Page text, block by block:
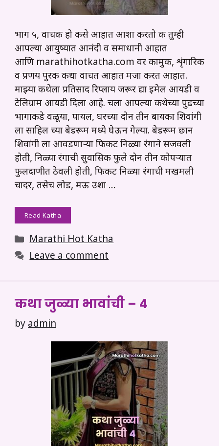
भाग ५, वाचक हो कसे आहात आशा करतो की तुम्ही
आपल्या आयुष्यात आनंदी व समाधानी आहात
आणि marathihotkatha.com वर कामुक, शृंगारिक
व प्रणय पुरक कथा वाचत आहात मजा करत आहात.
माझ्या कथेला प्रतिसाद रिप्लाय जरूर द्या इमेल आयडी व
टेलिग्राम आयडी दिला आहे. चला आपल्या कथेच्या पुढच्या
भागाकडे वळूया, पायल, घरच्या दोन तीन बायका शिवांगी
ला साहिल च्या बेडरूम मध्ये घेऊन गेल्या. बेडरूम छान
शिवांगी ला आवडणाऱ्या फिकट निळ्या रंगाने सजवली
होती, निळ्या रंगाची सुवासिक फुले दोन तीन कोपऱ्यात
फुलदाणीत ठेवली होती, फिकट निळ्या रंगाची मखमली
चादर, तसेच लोड, मऊ उशा …
Read Katha
Categories
Marathi Hot Katha
Leave a comment
कथा जुळ्या भावांची – 4
by admin